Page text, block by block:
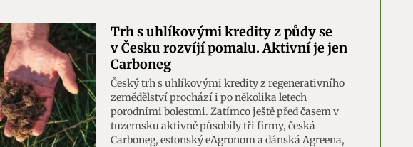
Trh s uhlíkovými kredity z půdy se
v Česku rozvíjí pomalu. Aktivní je jen
Carboneg
Český trh s uhlíkovými kredity z regenerativního
zemědělství prochází i po několika letech
porodními bolestmi. Zatímco ještě před časem v
tuzemsku aktivně působily tři firmy, česká
Carboneg, estonský eAgronom a dánská Agreena,